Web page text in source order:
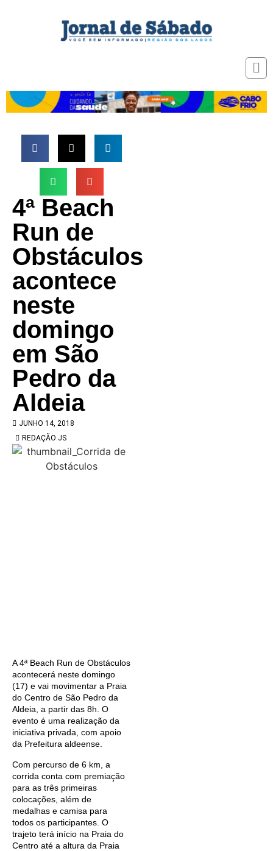
4ª Beach
Run de
Obstáculos
acontece
neste
domingo
em São
Pedro da
Aldeia
JUNHO 14, 2018
REDAÇÃO JS
A 4ª Beach Run de Obstáculos
acontecerá neste domingo
(17) e vai movimentar a Praia
do Centro de São Pedro da
Aldeia, a partir das 8h. O
evento é uma realização da
iniciativa privada, com apoio
da Prefeitura aldeense.
Com percurso de 6 km, a
corrida conta com premiação
para as três primeiras
colocações, além de
medalhas e camisa para
todos os participantes. O
trajeto terá início na Praia do
Centro até a altura da Praia